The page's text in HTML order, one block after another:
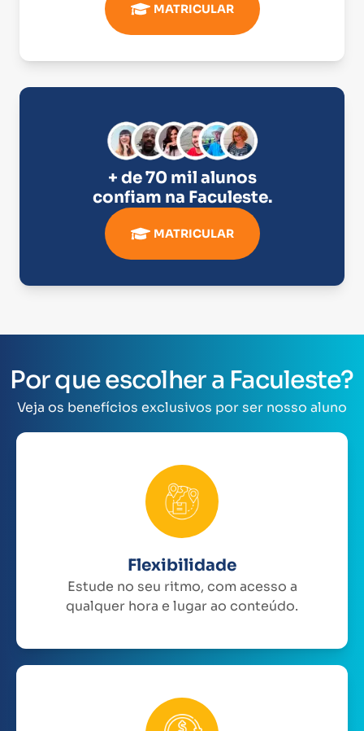
MATRICULAR
+ de 70 mil alunos
confiam na Faculeste.
MATRICULAR
Por que escolher a Faculeste?
Veja os benefícios exclusivos por ser nosso aluno
Flexibilidade
Estude no seu ritmo, com acesso a
qualquer hora e lugar ao conteúdo.